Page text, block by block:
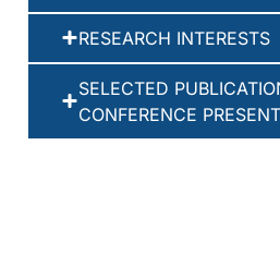
RESEARCH INTERESTS
SELECTED
CONFERENCE